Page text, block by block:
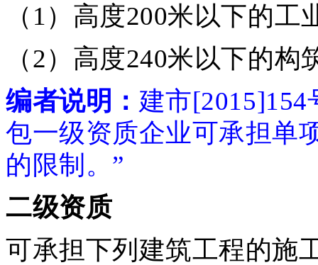
（1）高度200米以下的
（2）高度240米以下的构
编者说明： 建市
包一级资质企业可承担单
的限制。”
二级资质
可承担下列建筑工程的施